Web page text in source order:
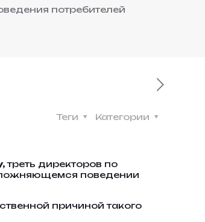
потребителей
Категории
Теги
треть директоров по
поведении
причиной такого